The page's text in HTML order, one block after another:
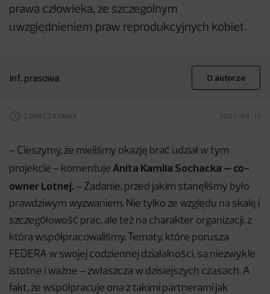
prawa człowieka, ze szczególnym
uwzględnieniem praw reprodukcyjnych kobiet.
inf. prasowa O autorze
2 MIN CZYTANIA 2023-04-13
– Cieszymy, że mieliśmy okazję brać udział w tym
projekcie – komentuje Anita Kamila Sochacka – co-
owner Lotnej. – Zadanie, przed jakim stanęliśmy było
prawdziwym wyzwaniem. Nie tylko ze względu na skalę i
szczegółowość prac, ale też na charakter organizacji, z
którą współpracowaliśmy. Tematy, które porusza
FEDERA w swojej codziennej działalności, są niezwykle
istotne i ważne – zwłaszcza w dzisiejszych czasach. A
fakt, że współpracuje ona z takimi partnerami jak